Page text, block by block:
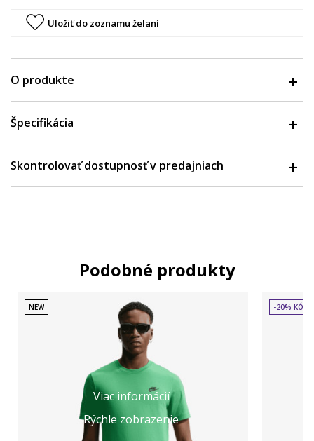
Uložiť do zoznamu želaní
O produkte
Špecifikácia
Skontrolovať dostupnosť v predajniach
Podobné produkty
Viac informácií
Rýchle zobrazenie
NEW -20% KÓD: